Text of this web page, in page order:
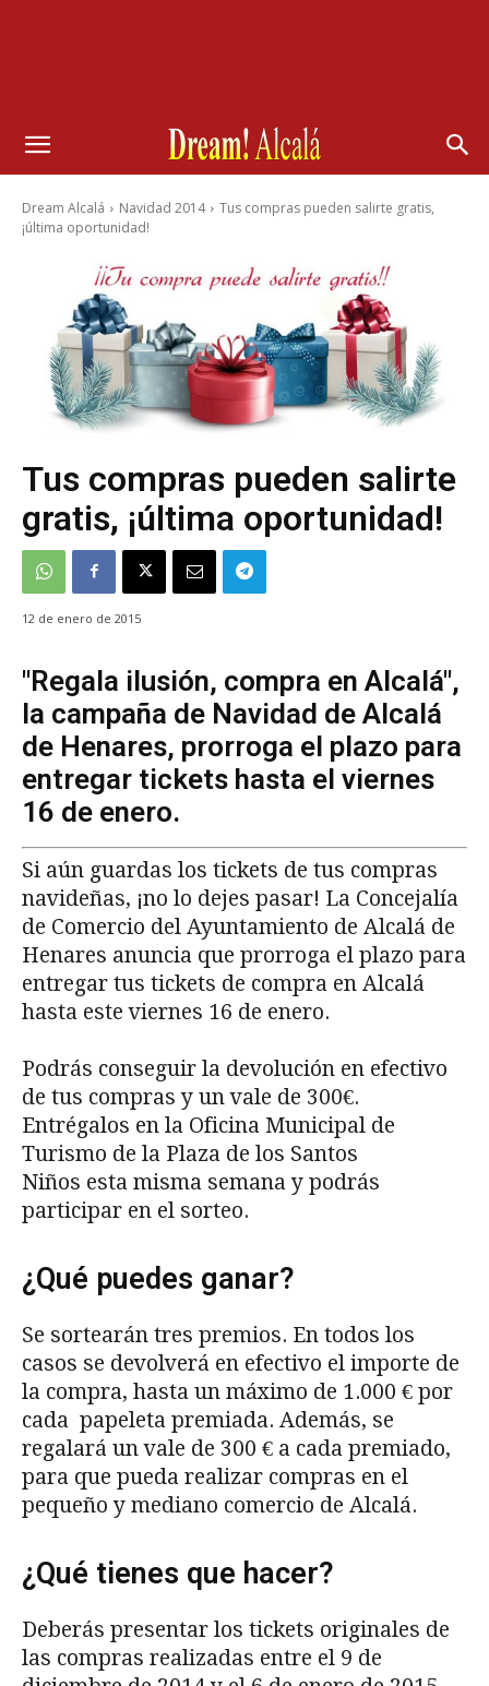
Dream Alcalá Navidad 2014
Tus compras pueden salirte gratis,
¡última oportunidad!
Tus compras pueden salirte
gratis, ¡última oportunidad!
12 de enero de 2015
"Regala ilusión, compra en Alcalá",
la campaña de Navidad de Alcalá
de Henares, prorroga el plazo para
entregar tickets hasta el viernes
16 de enero.
Si aún guardas los tickets de tus compras
navideñas, ¡no lo dejes pasar! La Concejalía
de Comercio del Ayuntamiento de Alcalá de
Henares anuncia que prorroga el plazo para
entregar tus tickets de compra en Alcalá
hasta este viernes 16 de enero.
Podrás conseguir la devolución en efectivo
de tus compras y un vale de 300€.
Entrégalos en la Oficina Municipal de
Turismo de la Plaza de los Santos
Niños esta misma semana y podrás
participar en el sorteo.
¿Qué puedes ganar?
Se sortearán tres premios. En todos los
casos se devolverá en efectivo el importe de
la compra, hasta un máximo de 1.000 € por
cada papeleta premiada. Además, se
regalará un vale de 300 € a cada premiado,
para que pueda realizar compras en el
pequeño y mediano comercio de Alcalá.
¿Qué tienes que hacer?
Deberás presentar los tickets originales de
las compras realizadas entre el 9 de